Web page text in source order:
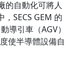
的自動化可將人
SECS GEM 的
導引車（AGV）
使半導體設備自